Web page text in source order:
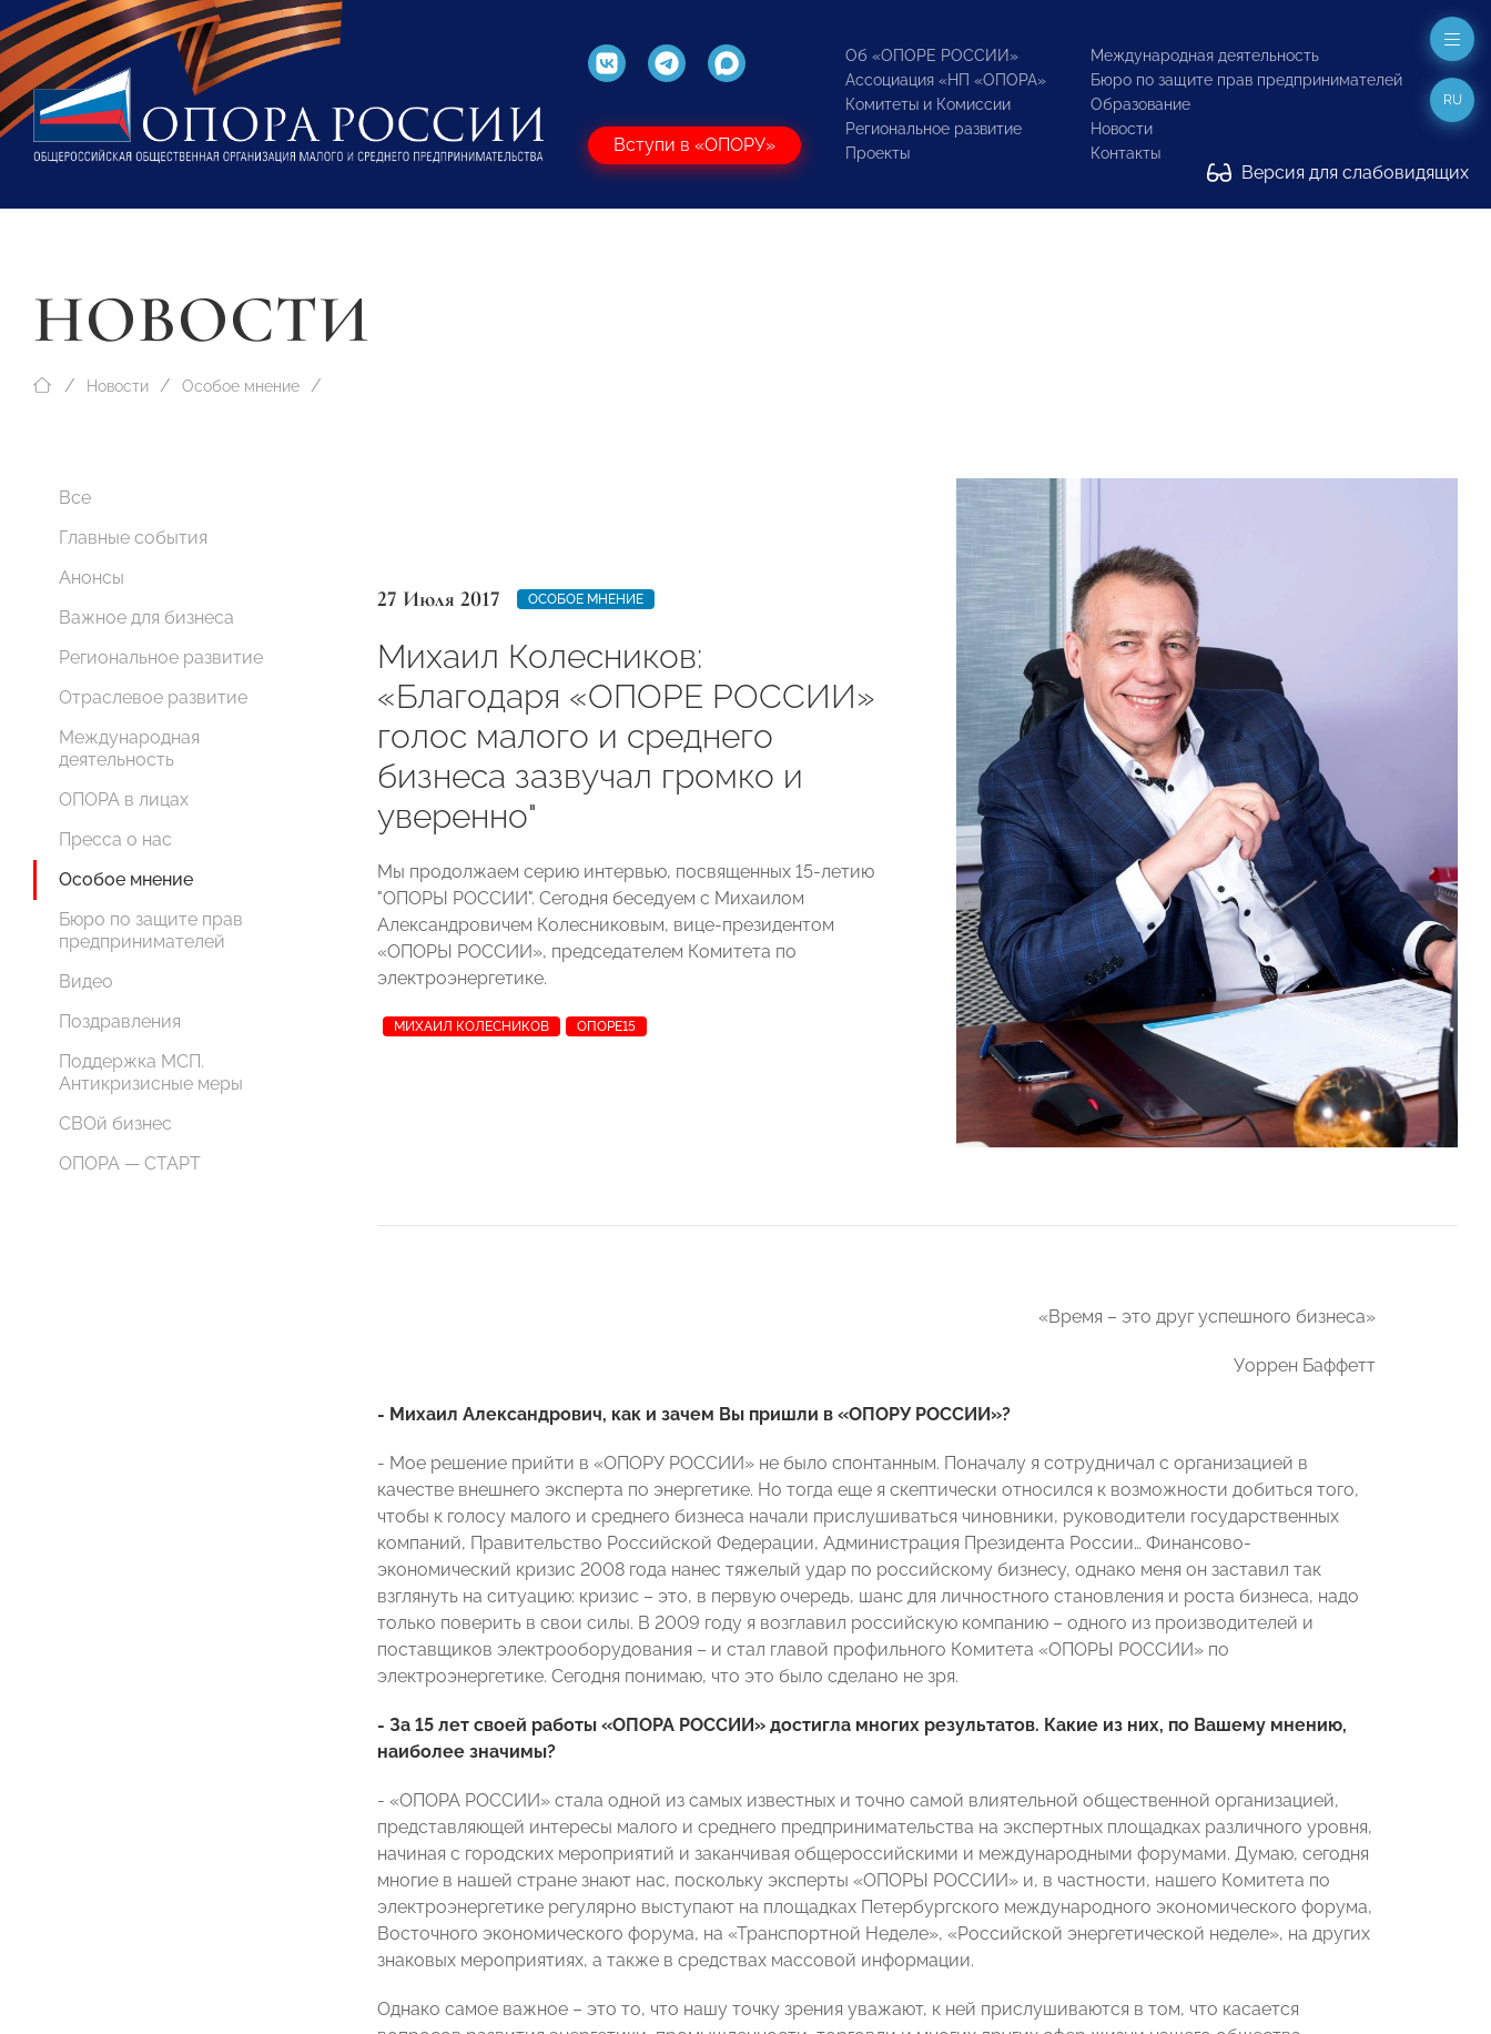
Вступи в «ОПОРУ»
Об «ОПОРЕ РОССИИ»
Ассоциация «НП «ОПОРА»
Комитеты и Комиссии
Региональное развитие
Проекты
Международная деятельность
Бюро по защите прав предпринимателей
Образование
Новости
Контакты
Версия для слабовидящих
RU
НОВОСТИ
Новости Особое мнение
Все
Главные события
Анонсы
Важное для бизнеса
Региональное развитие
Отраслевое развитие
Международная
деятельность
ОПОРА в лицах
Пресса о нас
Особое мнение
Бюро по защите прав
предпринимателей
Видео
Поздравления
Поддержка МСП.
Антикризисные меры
СВОй бизнес
ОПОРА — СТАРТ
27 Июля 2017 ОСОБОЕ МНЕНИЕ
Михаил Колесников:
«Благодаря «ОПОРЕ РОССИИ»
голос малого и среднего
бизнеса зазвучал громко и
уверенно"
Мы продолжаем серию интервью, посвященных 15-летию
"ОПОРЫ РОССИИ". Сегодня беседуем с Михаилом
Александровичем Колесниковым, вице-президентом
«ОПОРЫ РОССИИ», председателем Комитета по
электроэнергетике.
МИХАИЛ КОЛЕСНИКОВ ОПОРЕ15
«Время – это друг успешного бизнеса»
Уоррен Баффетт
- Михаил Александрович, как и зачем Вы пришли в «ОПОРУ РОССИИ»?
- Мое решение прийти в «ОПОРУ РОССИИ» не было спонтанным. Поначалу я сотрудничал с организацией в
качестве внешнего эксперта по энергетике. Но тогда еще я скептически относился к возможности добиться того,
чтобы к голосу малого и среднего бизнеса начали прислушиваться чиновники, руководители государственных
компаний, Правительство Российской Федерации, Администрация Президента России… Финансово-
экономический кризис 2008 года нанес тяжелый удар по российскому бизнесу, однако меня он заставил так
взглянуть на ситуацию: кризис – это, в первую очередь, шанс для личностного становления и роста бизнеса, надо
только поверить в свои силы. В 2009 году я возглавил российскую компанию – одного из производителей и
поставщиков электрооборудования – и стал главой профильного Комитета «ОПОРЫ РОССИИ» по
электроэнергетике. Сегодня понимаю, что это было сделано не зря.
- За 15 лет своей работы «ОПОРА РОССИИ» достигла многих результатов. Какие из них, по Вашему мнению,
наиболее значимы?
- «ОПОРА РОССИИ» стала одной из самых известных и точно самой влиятельной общественной организацией,
представляющей интересы малого и среднего предпринимательства на экспертных площадках различного уровня,
начиная с городских мероприятий и заканчивая общероссийскими и международными форумами. Думаю, сегодня
многие в нашей стране знают нас, поскольку эксперты «ОПОРЫ РОССИИ» и, в частности, нашего Комитета по
электроэнергетике регулярно выступают на площадках Петербургского международного экономического форума,
Восточного экономического форума, на «Транспортной Неделе», «Российской энергетической неделе», на других
знаковых мероприятиях, а также в средствах массовой информации.
Однако самое важное – это то, что нашу точку зрения уважают, к ней прислушиваются в том, что касается